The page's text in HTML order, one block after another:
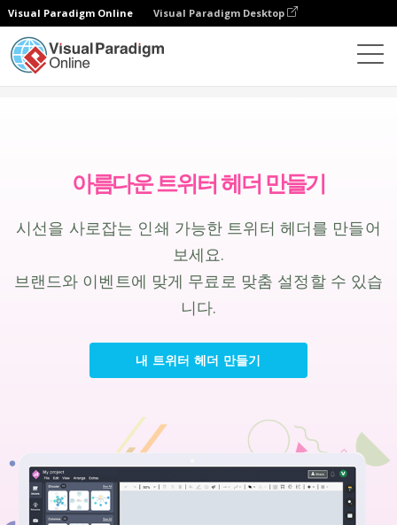
Visual Paradigm Online Visual Paradigm Desktop
아름다운 트위터 헤더 만들기
시선을 사로잡는 인쇄 가능한 트위터 헤더를 만들어
보세요.
브랜드와 이벤트에 맞게 무료로 맞춤 설정할 수 있습
니다.
내 트위터 헤더 만들기